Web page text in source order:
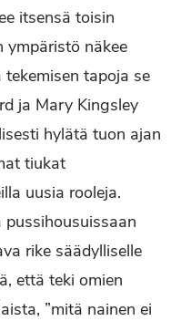
itsensä toisin
ympäristö näkee
tapoja se
ja Mary Kingsley
hylätä tuon ajan
tiukat
uusia rooleja.
rike säädylliselle
että teki omien
”mitä nainen ei